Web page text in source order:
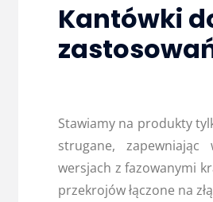
Kantówki
Stawiamy na produkty
strugane,
wersjach z fazowanymi
przekrojów łączone na